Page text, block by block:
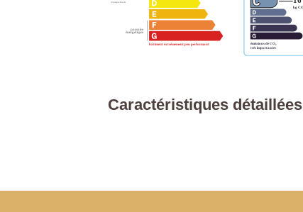
Caractéristiques détaillées